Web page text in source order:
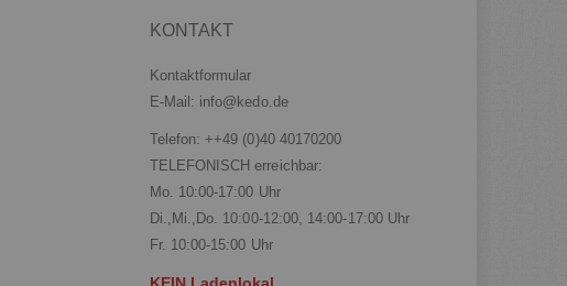
KONTAKT
Kontaktformular
E-Mail: info@kedo.de
Telefon:++49 (0)40 40170200
TELEFONISCH erreichbar:
Mo. 10:00-17:00 Uhr
Di.,Mi.,Do. 10:00-12:00, 14:00-17:00 Uhr
Fr. 10:00-15:00 Uhr